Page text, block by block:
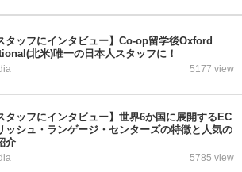
タッフにインタビュー】Co-op留学後Oxford
北米)唯一の日本人スタッフに！
5177 view
タッフにインタビュー】世界6か国に展開するEC
ッシュ・ランゲージ・センターズの特徴と人気の
介
5785 view